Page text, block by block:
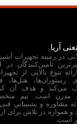
آریا
در زمینه تجهیزات
تامین‌کنندگان در
تنوع بالایی از
رستوران‌ها،
می‌کند و هدف آن
و مدرن است. تیم
مشاوره و پشتیبانی
و همواره در تلاش برای
است.